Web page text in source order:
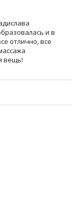
и в
отлично, все
вещь!